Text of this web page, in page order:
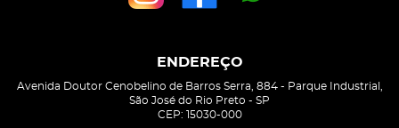
ENDEREÇO
Avenida Doutor Cenobelino de Barros Serra, 884- Parque Industrial,
São José do Rio Preto - SP
CEP: 15030-000